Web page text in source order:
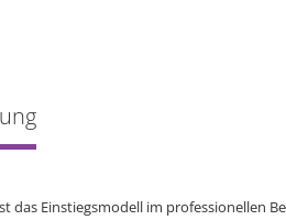
das Einstiegsmodell im professionellen